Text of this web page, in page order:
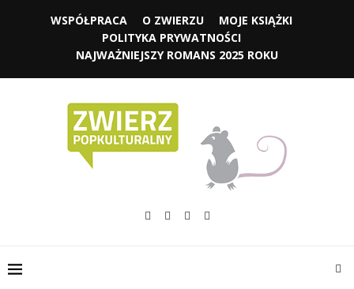
WSPÓŁPRACA O ZWIERZU
MOJE KSIĄŻKI
POLITYKA PRYWATNOŚCI
NAJWAŻNIEJSZY ROMANS 2025 ROKU